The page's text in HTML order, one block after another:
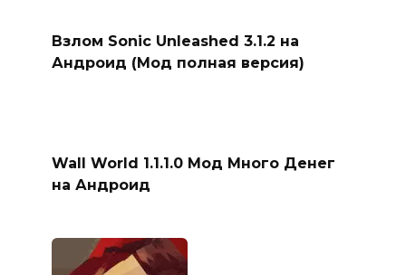
Взлом Sonic Unleashed 3.1.2 на
Андроид (Мод полная версия)
Wall World 1.1.1.0 Мод Много Денег
на Андроид